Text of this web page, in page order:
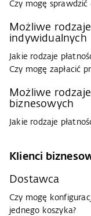
Czy mogę
Możliwe
indywidualnych
Jakie rodzaje
Czy mogę zapłacić
Możliwe
biznesowych
Jakie rodzaje
Klienci
Dostawca
Czy mogę
jednego koszyka?